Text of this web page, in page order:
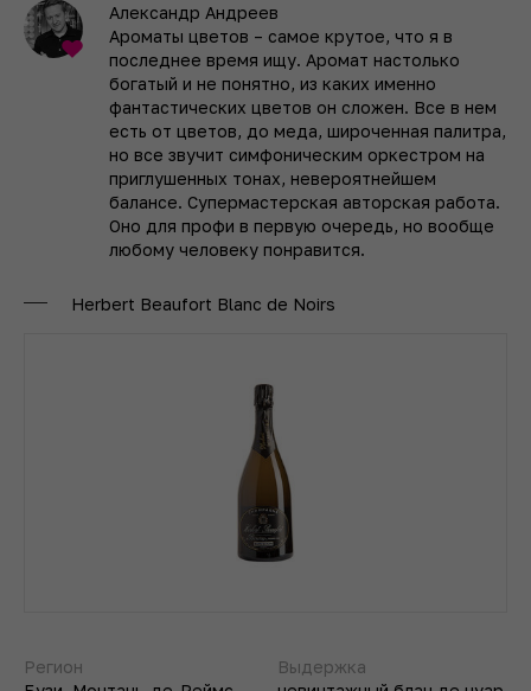
Александр Андреев
Ароматы цветов – самое крутое, что я в
последнее время ищу. Аромат настолько
богатый и не понятно, из каких именно
фантастических цветов он сложен. Все в нем
есть от цветов, до меда, широченная палитра,
но все звучит симфоническим оркестром на
приглушенных тонах, невероятнейшем
балансе. Супермастерская авторская работа.
Оно для профи в первую очередь, но вообще
любому человеку понравится.
Herbert Beaufort Blanc de Noirs
Регион
Выдержка